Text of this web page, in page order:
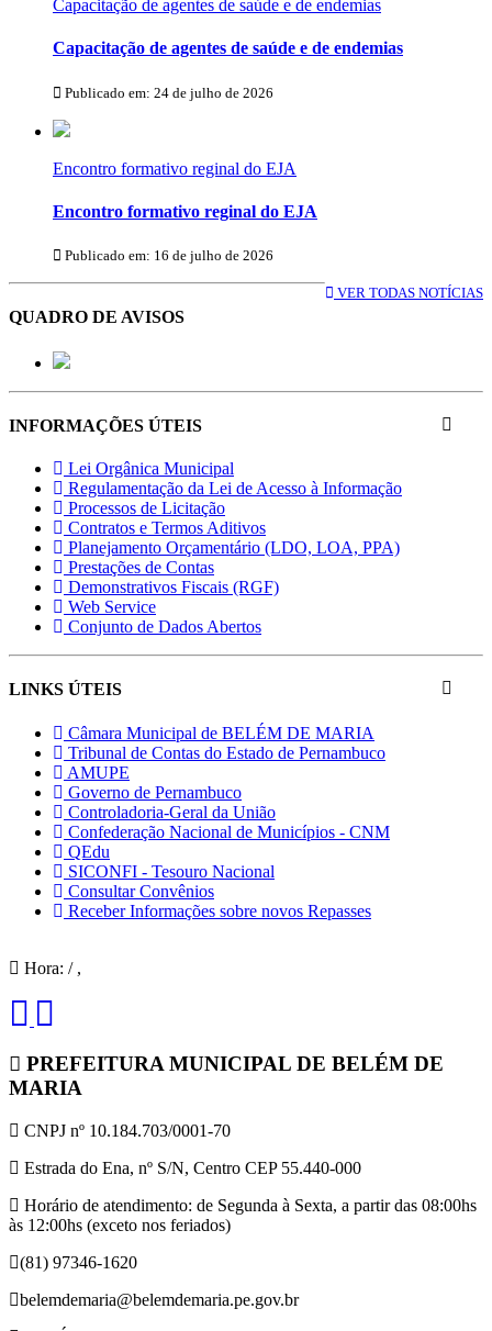
Capacitação de agentes de saúde e de endemias
Capacitação de agentes de saúde e de endemias
Publicado em: 24 de julho de 2026
Encontro formativo reginal do EJA
Encontro formativo reginal do EJA
Publicado em: 16 de julho de 2026
VER TODAS NOTÍCIAS
QUADRO DE AVISOS
INFORMAÇÕES ÚTEIS
Lei Orgânica Municipal
Regulamentação da Lei de Acesso à Informação
Processos de Licitação
Contratos e Termos Aditivos
Planejamento Orçamentário (LDO, LOA, PPA)
Prestações de Contas
Demonstrativos Fiscais (RGF)
Web Service
Conjunto de Dados Abertos
LINKS ÚTEIS
Câmara Municipal de BELÉM DE MARIA
Tribunal de Contas do Estado de Pernambuco
AMUPE
Governo de Pernambuco
Controladoria-Geral da União
Confederação Nacional de Municípios - CNM
QEdu
SICONFI - Tesouro Nacional
Consultar Convênios
Receber Informações sobre novos Repasses
Hora: / ,
PREFEITURA MUNICIPAL DE BELÉM DE
MARIA
CNPJ nº 10.184.703/0001-70
Estrada do Ena, nº S/N, Centro CEP 55.440-000
Horário de atendimento: de Segunda à Sexta, a partir das 08:00hs
às 12:00hs (exceto nos feriados)
(81) 97346-1620
belemdemaria@belemdemaria.pe.gov.br